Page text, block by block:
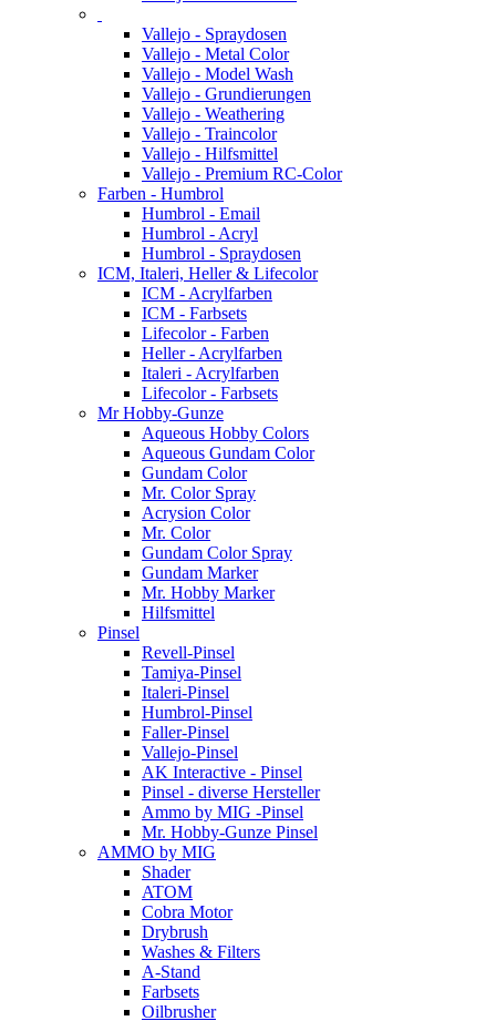
Vallejo - Spraydosen
Vallejo - Metal Color
Vallejo - Model Wash
Vallejo - Grundierungen
Vallejo - Weathering
Vallejo - Traincolor
Vallejo - Hilfsmittel
Vallejo - Premium RC-Color
Farben - Humbrol
Humbrol - Email
Humbrol - Acryl
Humbrol - Spraydosen
ICM, Italeri, Heller & Lifecolor
ICM - Acrylfarben
ICM - Farbsets
Lifecolor - Farben
Heller - Acrylfarben
Italeri - Acrylfarben
Lifecolor - Farbsets
Mr Hobby-Gunze
Aqueous Hobby Colors
Aqueous Gundam Color
Gundam Color
Mr. Color Spray
Acrysion Color
Mr. Color
Gundam Color Spray
Gundam Marker
Mr. Hobby Marker
Hilfsmittel
Pinsel
Revell-Pinsel
Tamiya-Pinsel
Italeri-Pinsel
Humbrol-Pinsel
Faller-Pinsel
Vallejo-Pinsel
AK Interactive - Pinsel
Pinsel - diverse Hersteller
Ammo by MIG -Pinsel
Mr. Hobby-Gunze Pinsel
AMMO by MIG
Shader
ATOM
Cobra Motor
Drybrush
Washes & Filters
A-Stand
Farbsets
Oilbrusher